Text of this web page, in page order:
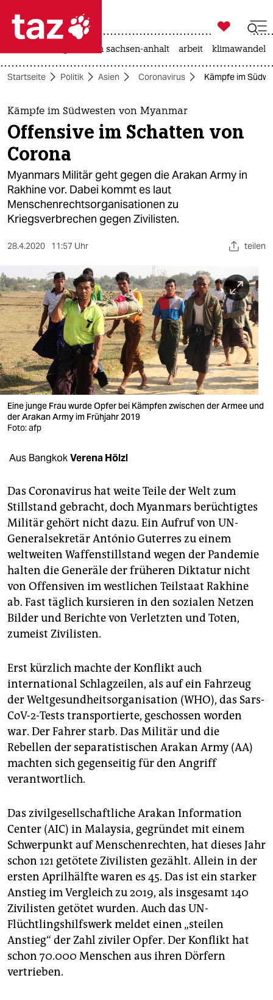
 taz zahl ich
taz zahl ich
themen
politik
öko
gesellschaft
kultur
sport
berlin
nord
wahrheit
verlag
verlag
veranstaltungen
shop
fragen & hilfe
abo
genossenschaft
epaper login

taz zahl ich
landtagswahl in sachsen-anhalt arbeit klimawandel
Startseite Politik Asien Coronavirus Kämpfe im
Kämpfe im Südwesten von Myanmar
Offensive im Schatten von
Corona
Myanmars Militär geht gegen die Arakan Army in
Rakhine vor. Dabei kommt es laut
Menschenrechtsorganisationen zu
Kriegsverbrechen gegen Zivilisten.
28.4.2020 11:57 Uhr teilen
Eine junge Frau wurde Opfer bei Kämpfen zwischen der Armee und
der Arakan Army im Frühjahr 2019
Foto: afp
Aus BangkokVerena Hölzl
Das Coronavirus hat weite Teile der Welt zum
Stillstand gebracht, doch Myanmars berüchtigtes
Militär gehört nicht dazu. Ein Aufruf von UN-
Generalsekretär António Guterres zu einem
weltweiten Waffenstillstand wegen der Pandemie
halten die Generäle der früheren Diktatur nicht
von Offensiven im westlichen Teilstaat Rakhine
ab. Fast täglich kursieren in den sozialen Netzen
Bilder und Berichte von Verletzten und Toten,
zumeist Zivilisten.
Erst kürzlich machte der Konflikt auch
international Schlagzeilen, als auf ein Fahrzeug
der Weltgesundheitsorganisation (WHO), das Sars-
CoV-2-Tests transportierte, geschossen worden
war. Der Fahrer starb. Das Militär und die
Rebellen der separatistischen Arakan Army (AA)
machten sich gegenseitig für den Angriff
verantwortlich.
Das zivilgesellschaftliche Arakan Information
Center (AIC) in Malaysia, gegründet mit einem
Schwerpunkt auf Menschenrechten, hat dieses Jahr
schon 121 getötete Zivilisten gezählt. Allein in der
ersten Aprilhälfte waren es 45. Das ist ein starker
Anstieg im Vergleich zu 2019, als insgesamt 140
Zivilisten getötet wurden. Auch das UN-
Flüchtlingshilfswerk meldet einen „steilen
Anstieg“ der Zahl ziviler Opfer. Der Konflikt hat
schon 70.000 Menschen aus ihren Dörfern
vertrieben.